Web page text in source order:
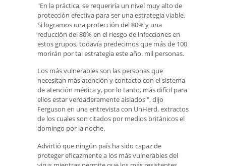
"En la práctica, se requeriría un nivel muy alto de
protección efectiva para ser una estrategia viable.
Si logramos una protección del 80% y una
reducción del 80% en el riesgo de infecciones en
estos grupos, todavía predecimos que más de 100
morirán por tal estrategia este año. mil personas.
Los más vulnerables son las personas que
necesitan más atención y contacto con el sistema
de atención médica y, por lo tanto, más difícil para
ellos estar verdaderamente aislados ", dijo
Ferguson en una entrevista con UnHerd, extractos
de los cuales son citados por medios británicos el
domingo por la noche.
Advirtió que ningún país ha sido capaz de
proteger eficazmente a los más vulnerables del